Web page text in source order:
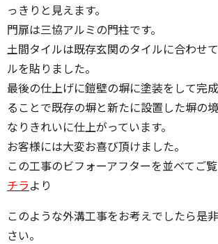
っきりと見えます。
門扉は三協アルミの門柱です。
土間タイルは既存玄関のタイルに合わせ
ルを貼りました。
最後の仕上げに鎧壁の塀に塗装をして完
ることで既存の塀と新たに設置した塀の
なりきれいに仕上がっています。
お客様には大変お喜び頂けました。
この工事のビフォーアフターを並べてご
チラより
このような外溝工事をお考えでしたら是
さい。